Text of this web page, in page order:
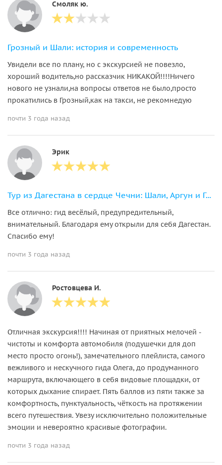
Смоляк ю.
Грозный и Шали: история и современность
Увидели все по плану, но с экскурсией не повезло,
хороший водитель,но рассказчик НИКАКОЙ!!!!Ничего
нового не узнали,на вопросы ответов не было,просто
прокатились в Грозный,как на такси, не рекомнедую
почти 3 года назад
Эрик
Тур из Дагестана в сердце Чечни: Шали, Аргун и Грозный
Все отлично: гид весёлый, предупредительный,
внимательный. Благодаря ему открыли для себя Дагестан.
Спасибо ему!
почти 3 года назад
Ростовцева И.
Отличная экскурсия!!!! Начиная от приятных мелочей -
чистоты и комфорта автомобиля (подушечки для доп
место просто огонь!), замечательного плейлиста, самого
вежливого и нескучного гида Олега, до продуманного
маршрута, включающего в себя видовые площадки, от
которых дыхание спирает. Пять баллов из пяти также за
комфортность, пунктуальность, чёткость на протяжении
всего путешествия. Увезу исключительно положительные
эмоции и невероятно красивые фотографии.
почти 3 года назад